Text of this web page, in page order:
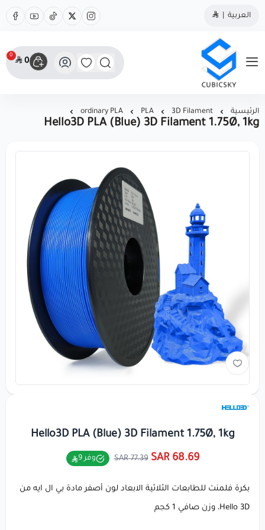
العربية
مؤسسة كيوبك سكاي
0
0
الرئيسية 3D Filament
PLA
ordinary PLA
Hello3D PLA (Blue) 3D Filament 1.75Ø, 1kg
Hello3D PLA (Blue) 3D Filament 1.75Ø, 1kg
68.69 SAR
77.39 SAR وفر 9
بكرة فلمنت للطابعات الثلاثية الابعاد لون أصفر مادة بي ال ايه من
Hello 3D، وزن صافي 1 كجم